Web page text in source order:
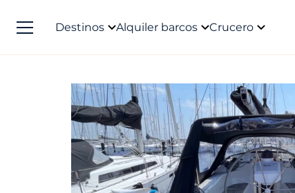
Destinos Alquiler barcos Crucero